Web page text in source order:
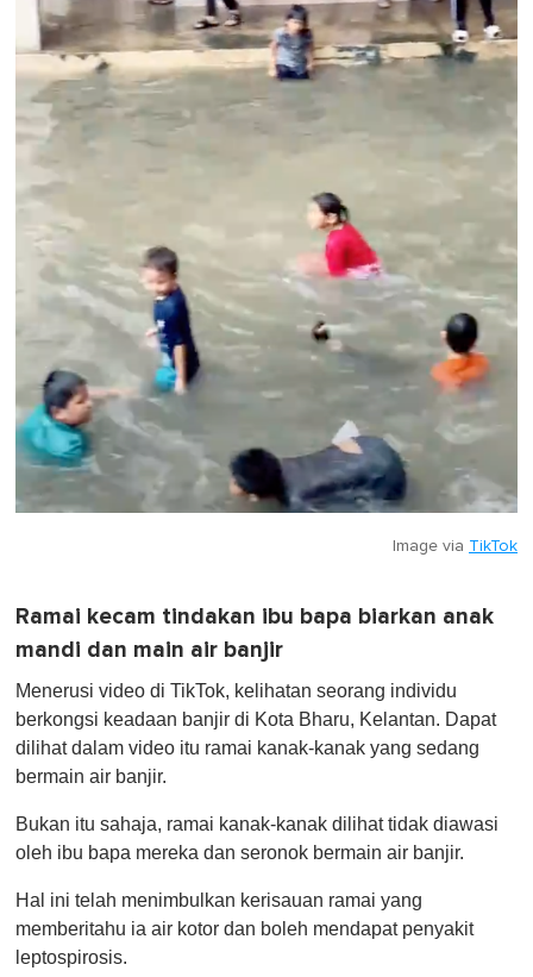
Image via TikTok
Ramai kecam tindakan ibu bapa biarkan anak
mandi dan main air banjir
Menerusi video di TikTok, kelihatan seorang individu
berkongsi keadaan banjir di Kota Bharu, Kelantan. Dapat
dilihat dalam video itu ramai kanak-kanak yang sedang
bermain air banjir.
Bukan itu sahaja, ramai kanak-kanak dilihat tidak diawasi
oleh ibu bapa mereka dan seronok bermain air banjir.
Hal ini telah menimbulkan kerisauan ramai yang
memberitahu ia air kotor dan boleh mendapat penyakit
leptospirosis.